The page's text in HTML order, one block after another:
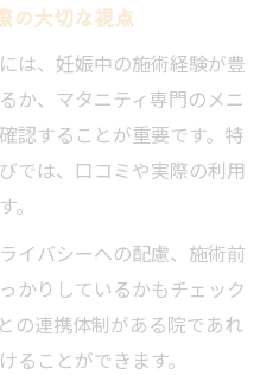
案できる鍼灸整骨院の
にケアする鍼灸整骨院
妊娠中サポートを受け
整骨院が妊娠期を支える
鍼灸整骨院で心身ケア
の大切な視点
は、妊娠中の施術経験が豊
か、マタニティ専門のメニ
認することが重要です。特
では、口コミや実際の利用
イバシーへの配慮、施術前
かりしているかもチェック
の連携体制がある院であれ
ることができます。